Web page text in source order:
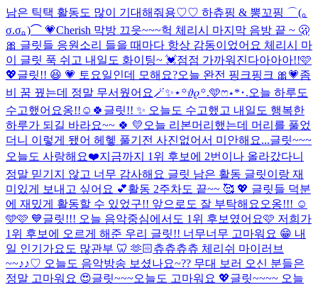
남은 틱택 활동도 많이 기대해줘용♡♡ 하츄핑 & 뽕꼬핑 ⌒(｡
σ.σ｡)⌒ 💗Cherish 막방 끄읏~~~헉 체리시 마지막 음방 끝 ~ 🫢
🎀 글릿들 응원소리 들을 때마다 항상 감동이었어요 체리시 마
이 글릿 푹 쉬고 내일도 화이팅~ 💓점점 가까워진다아아아!!🩷
💖글릿!! 😆 💗 토요일인데 모해요?오늘 완전 핑크핑크 🎀💗좀
비 꿈 꿨는데 정말 무서웠어요 🪄︎︎✨⋆꙳𝜗𝜚꙳.‬️🩵ෆ‪⋆*･.오늘 하루도
수고했어요옹!!☺️🍀 글릿!! ✨ 오늘도 수고했고 내일도 행복한
하루가 되길 바라요~~ 🍀 💛 오늘 리본머리했는데 머리를 풀었
더니 이렇게 됐어 헤헿 풀기전 사진없어서 미안해요...글릿~~~
오늘도 사랑해요❤️지금까지 1위 후보에 2번이나 올라갔다니
정말 믿기지 않고 너무 감사해요 글릿 남은 활동 글릿이랑 재
미있게 보내고 싶어요 💕활동 2주차도 끝~~ 🥰 💖 글릿들 덕분
에 재밌게 활동할 수 있었구!! 앞으로도 잘 부탁해요오옹!!! ☺️
🩵🩷 💙글릿!!! 오늘 음악중심에서도 1위 후보였어요🩷 저희가
1위 후보에 오르게 해준 우리 글릿!! 너무너무 고마워요 😁 내
일 인기가요도 많관부 🦷 🫶🏻츄츄츄츄 체리쉬 마이러브
~~♪♪♡ 오늘도 음악방송 보셨나요~?? 무대 보러 오신 분들은
정말 고마워요 😍글릿~~~오늘도 고마워요 💖글릿~~~~ 오늘